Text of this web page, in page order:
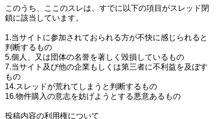
このうち、ここのスレは、すでに以下の項目がスレッド閉
鎖に該当しています。
1.当サイトに参加されておられる方が不快に感じられると
判断するもの
5.個人、又は団体の名誉を著しく毀損しているもの
7.当サイト及び他の企業もしくは第三者に不利益を及ぼす
もの
14.スレッドが荒れてしまうと判断するもの
16.物件購入の意志を妨げようとする悪意あるもの
投稿内容の利用権について